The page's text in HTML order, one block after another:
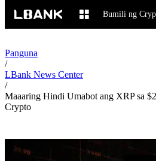
Bumili ng
Panguna
/
LBank News Center
/
Maaaring Hindi Umabot ang XRP sa
Crypto